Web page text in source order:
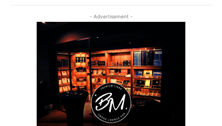
- Advertisement -